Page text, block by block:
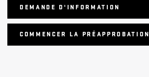
DEMANDE D'INFORMATION
COMMENCER LA PRÉAPPROBATION